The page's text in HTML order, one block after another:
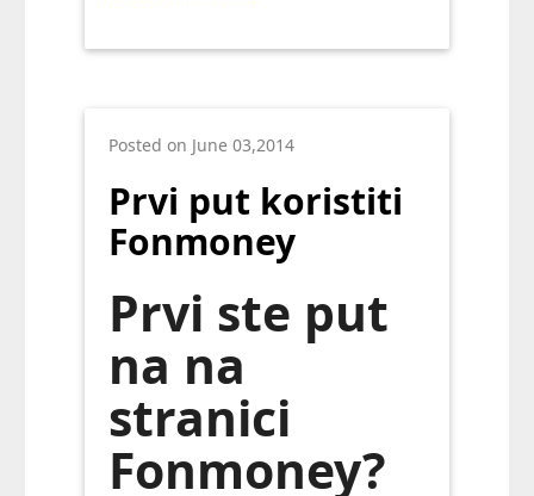
Posted on June 03,2014
Prvi put koristiti
Fonmoney
Prvi ste put
na na
stranici
Fonmoney?